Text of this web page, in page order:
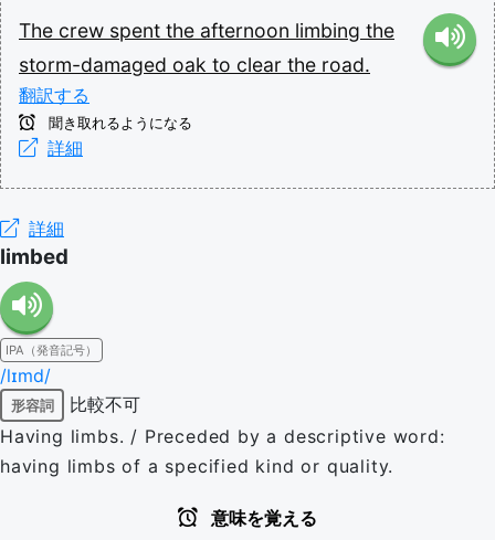
The crew spent the afternoon limbing the
storm-damaged oak to clear the road.
翻訳する
聞き取れるようになる
詳細
詳細
limbed
IPA（発音記号）
/lɪmd/
形容詞
比較不可
Having limbs. / Preceded by a descriptive word:
having limbs of a specified kind or quality.
意味を覚える